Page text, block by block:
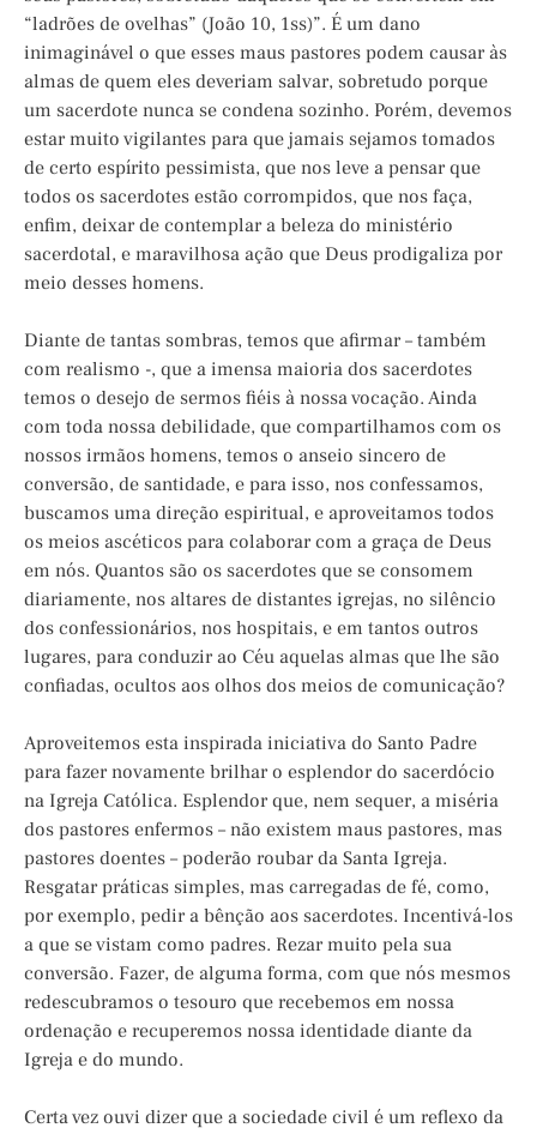
“ladrões de ovelhas” (João 10, 1ss)”. É um dano
inimaginável o que esses maus pastores podem causar às
almas de quem eles deveriam salvar, sobretudo porque
um sacerdote nunca se condena sozinho. Porém, devemos
estar muito vigilantes para que jamais sejamos tomados
de certo espírito pessimista, que nos leve a pensar que
todos os sacerdotes estão corrompidos, que nos faça,
enfim, deixar de contemplar a beleza do ministério
sacerdotal, e maravilhosa ação que Deus prodigaliza por
meio desses homens.
Diante de tantas sombras, temos que afirmar – também
com realismo -, que a imensa maioria dos sacerdotes
temos o desejo de sermos fiéis à nossa vocação. Ainda
com toda nossa debilidade, que compartilhamos com os
nossos irmãos homens, temos o anseio sincero de
conversão, de santidade, e para isso, nos confessamos,
buscamos uma direção espiritual, e aproveitamos todos
os meios ascéticos para colaborar com a graça de Deus
em nós. Quantos são os sacerdotes que se consomem
diariamente, nos altares de distantes igrejas, no silêncio
dos confessionários, nos hospitais, e em tantos outros
lugares, para conduzir ao Céu aquelas almas que lhe são
confiadas, ocultos aos olhos dos meios de comunicação?
Aproveitemos esta inspirada iniciativa do Santo Padre
para fazer novamente brilhar o esplendor do sacerdócio
na Igreja Católica. Esplendor que, nem sequer, a miséria
dos pastores enfermos – não existem maus pastores, mas
pastores doentes – poderão roubar da Santa Igreja.
Resgatar práticas simples, mas carregadas de fé, como,
por exemplo, pedir a bênção aos sacerdotes. Incentivá-los
a que se vistam como padres. Rezar muito pela sua
conversão. Fazer, de alguma forma, com que nós mesmos
redescubramos o tesouro que recebemos em nossa
ordenação e recuperemos nossa identidade diante da
Igreja e do mundo.
Certa vez ouvi dizer que a sociedade civil é um reflexo da